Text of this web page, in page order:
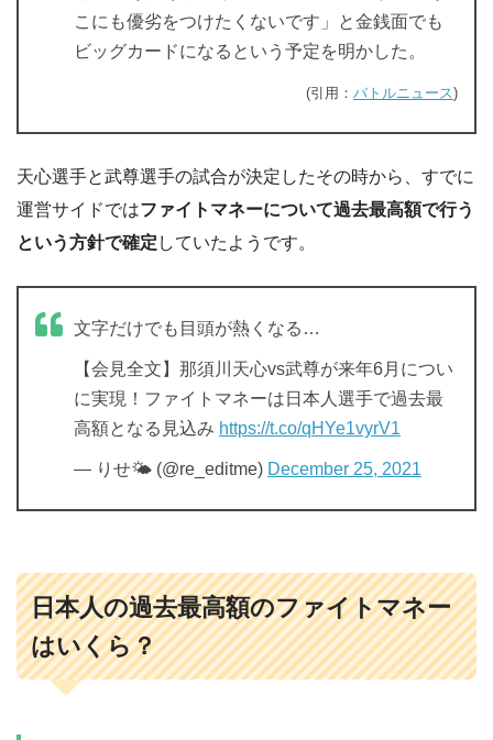
こにも優劣をつけたくないです」と金銭面でも
ビッグカードになるという予定を明かした。
(引用： バトルニュース)
天心選手と武尊選手の試合が決定したその時から、すでに
運営サイドではファイトマネーについて過去最高額で行う
という方針で確定 していたようです。
文字だけでも目頭が熱くなる…
【会見全文】那須川天心vs武尊が来年6月につい
に実現！ファイトマネーは日本人選手で過去最
高額となる見込み https://t.co/qHYe1vyrV1
— りせ🌤️ (@re_editme) December 25, 2021
日本人の過去最高額のファイトマネー
はいくら？